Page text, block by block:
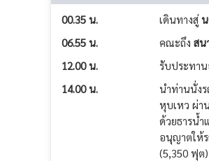
00.35 น. เดินทางสู่
06.55 น.
คณะถึง สน
12.00 น.
รับประทา
14.00 น.
นำท่านนั่ง
หุบเหว ผ่า
ด้วยธารน้ำ
อนุญาตให้
(5,350 ฟุต